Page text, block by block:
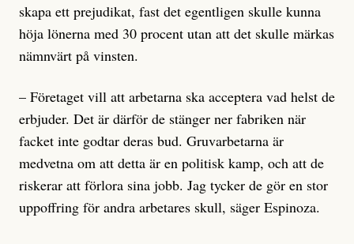
skapa ett prejudikat, fast det egentligen skulle kunna
höja lönerna med 30 procent utan att det skulle märkas
nämnvärt på vinsten.
– Företaget vill att arbetarna ska acceptera vad helst de
erbjuder. Det är därför de stänger ner fabriken när
facket inte godtar deras bud. Gruvarbetarna är
medvetna om att detta är en politisk kamp, och att de
riskerar att förlora sina jobb. Jag tycker de gör en stor
uppoffring för andra arbetares skull, säger Espinoza.